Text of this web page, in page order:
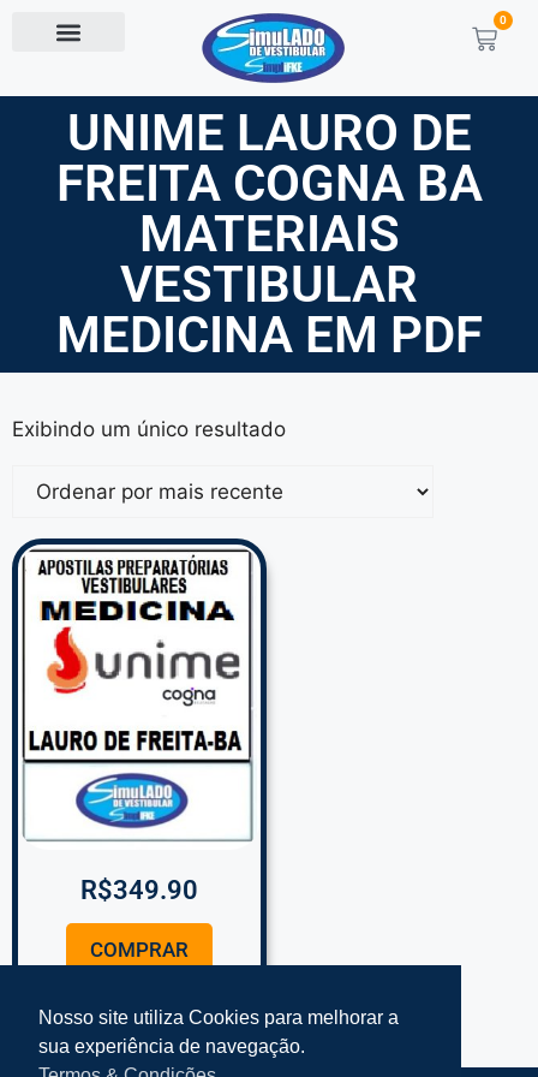
0
UNIME LAURO DE
FREITA COGNA BA
MATERIAIS
VESTIBULAR
MEDICINA EM PDF
Exibindo um único resultado
R$349.90
COMPRAR
Nosso site utiliza Cookies para melhorar a
sua experiência de navegação.